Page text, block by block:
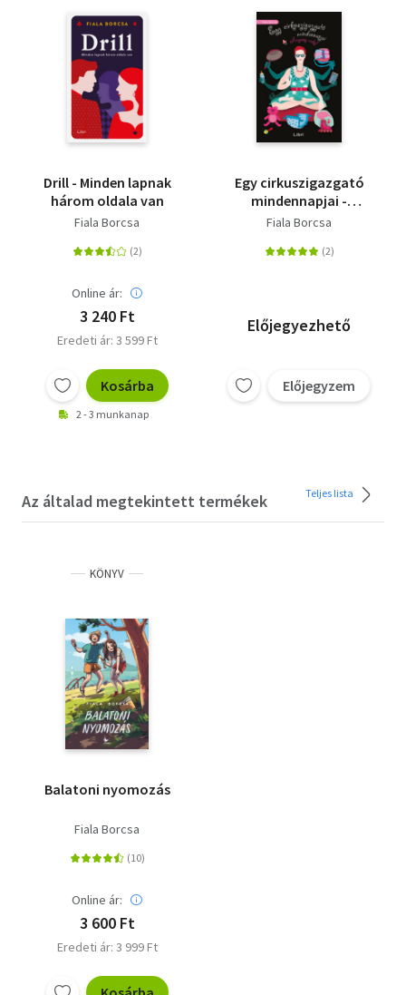
Drill - Minden lapnak
három oldala van
Fiala Borcsa
Online ár:
3 240 Ft
Eredeti ár: 3 599 Ft
Kosárba
2 - 3 munkanap
Egy cirkuszigazgató
mindennapjai -
Anyaság rocks!
Fiala Borcsa
Előjegyezhető
Előjegyzem
Az általad megtekintett termékek Teljes lista
KÖNYV
Balatoni nyomozás
Fiala Borcsa
Online ár:
3 600 Ft
Eredeti ár: 3 999 Ft